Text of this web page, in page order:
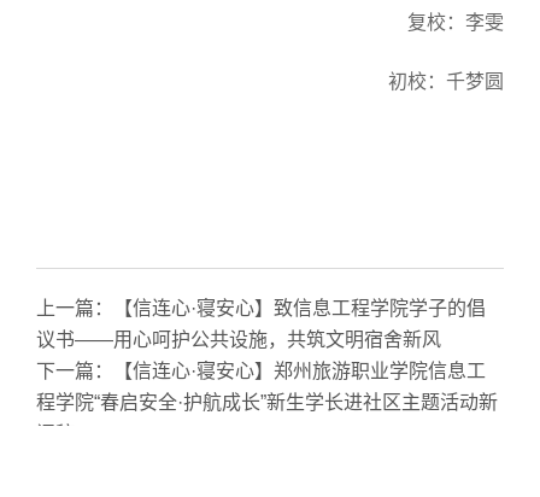
复校：李雯
初校：千梦圆
上一篇：
【信连心·寝安心】致信息工程学院学子的倡
议书——用心呵护公共设施，共筑文明宿舍新风
下一篇：
【信连心·寝安心】郑州旅游职业学院信息工
程学院“春启安全·护航成长”新生学长进社区主题活动新